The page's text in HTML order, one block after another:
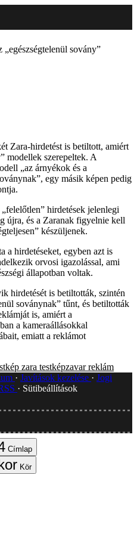
sovány”
Zara-hirdetést is betiltott, amiért
modellek szerepeltek. A
„az árnyékok és a
egy másik képen pedig
hirdetések jelenlegi
újra, és a Zaranak figyelnie kell
készüljenek.
a hirdetéseket, egyben azt is
orvosi igazolással, ami
állapotban voltak.
hirdetését is betiltották, szintén
soványnak” tűnt, és betiltották
is, amiért a
a kameraállásokkal
emiatt a reklámot
zara testképzavar reklám
Javítások kezelése
Jogi
Sütibeállítások
Címlap
Kör